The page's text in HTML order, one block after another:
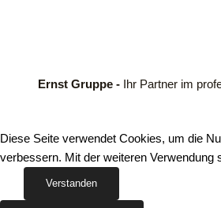
Ernst Gruppe - Ihr Partner im
Diese Seite verwendet Cookies, um die
verbessern. Mit der weiteren Verwendung
Verstanden